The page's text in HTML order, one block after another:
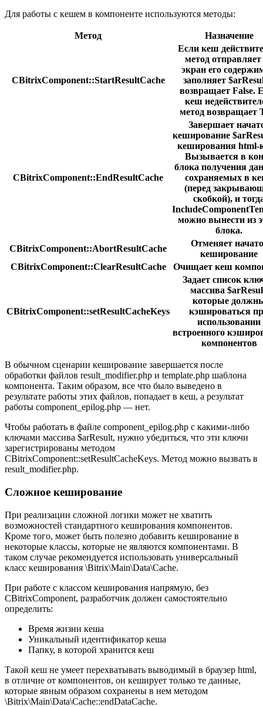
Для работы с кешем в компоненте используются методы:
Метод Назначение
CBitrixComponent::StartResultCache
Если кеш
метод отправляет
экран его
заполняет
возвращает False.
кеш
метод возвращает
CBitrixComponent::EndResultCache
Завершает
кеширование
кеширования html-
Вызывается в
блока получения
сохраняемых в
(перед
скобкой), и
можно вынести из
блока.
CBitrixComponent::AbortResultCache
Отменяет
кеширование
CBitrixComponent::ClearResultCache
Очищает кеш
CBitrixComponent::setResultCacheKeys
Задает список
массива
которые
кэшироваться
использовании
встроенного
компонентов
В обычном сценарии кеширование завершается после
обработки файлов result_modifier.php и template.php шаблона
компонента. Таким образом, все что было выведено в
результате работы этих файлов, попадает в кеш, а результат
работы component_epilog.php — нет.
Чтобы работать в файле component_epilog.php с какими-либо
ключами массива $arResult, нужно убедиться, что эти ключи
зарегистрированы методом
CBitrixComponent::setResultCacheKeys. Метод можно вызвать в
result_modifier.php.
Сложное кеширование
При реализации сложной логики может не хватить
возможностей стандартного кеширования компонентов.
Кроме того, может быть полезно добавить кеширование в
некоторые классы, которые не являются компонентами. В
таком случае рекомендуется использовать универсальный
класс кеширования \Bitrix\Main\Data\Cache.
При работе с классом кеширования напрямую, без
CBitrixComponent, разработчик должен самостоятельно
определить:
Время жизни кеша
Уникальный идентификатор кеша
Папку, в которой хранится кеш
Такой кеш не умеет перехватывать выводимый в браузер html,
в отличие от компонентов, он кеширует только те данные,
которые явным образом сохранены в нем методом
\Bitrix\Main\Data\Cache::endDataCache.